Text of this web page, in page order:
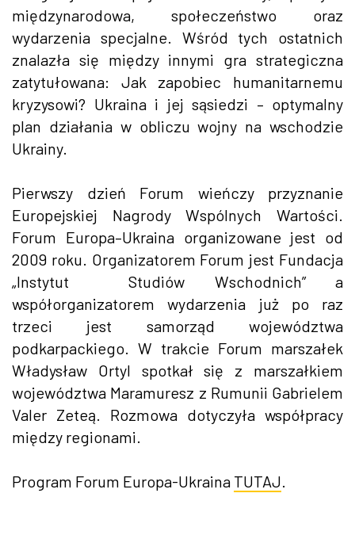
międzynarodowa, społeczeństwo oraz
wydarzenia specjalne. Wśród tych ostatnich
znalazła się między innymi gra strategiczna
zatytułowana: Jak zapobiec humanitarnemu
kryzysowi? Ukraina i jej sąsiedzi – optymalny
plan działania w obliczu wojny na wschodzie
Ukrainy.
Pierwszy dzień Forum wieńczy przyznanie
Europejskiej Nagrody Wspólnych Wartości.
Forum Europa–Ukraina organizowane jest od
2009 roku. Organizatorem Forum jest Fundacja
„Instytut Studiów Wschodnich” a
współorganizatorem wydarzenia już po raz
trzeci jest samorząd województwa
podkarpackiego. W trakcie Forum marszałek
Władysław Ortyl spotkał się z marszałkiem
województwa Maramuresz z Rumunii Gabrielem
Valer Zeteą. Rozmowa dotyczyła współpracy
między regionami.
Program Forum Europa-Ukraina TUTAJ